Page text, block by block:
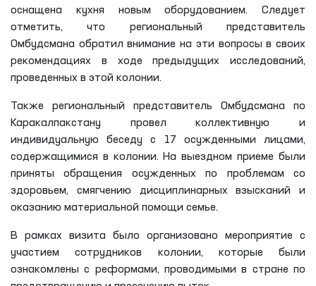
оснащена кухня новым оборудованием. Следует
отметить, что региональный представитель
Омбудсмана обратил внимание на эти вопросы в своих
рекомендациях в ходе предыдущих исследований,
проведенных в этой колонии.
Также региональный представитель Омбудсмана по
Каракалпакстану провел коллективную и
индивидуальную беседу с 17 осужденными лицами,
содержащимися в колонии. На выездном приеме были
приняты обращения осужденных по проблемам со
здоровьем, смягчению дисциплинарных взысканий и
оказанию материальной помощи семье.
В рамках визита было организовано мероприятие с
участием сотрудников колонии, которые были
ознакомлены с реформами, проводимыми в стране по